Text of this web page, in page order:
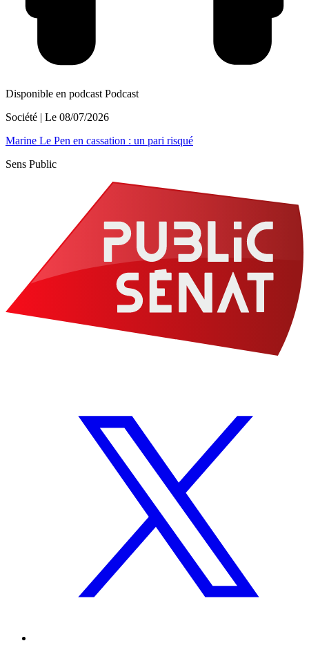
Disponible en podcast Podcast
Société | Le 08/07/2026
Marine Le Pen en cassation : un pari risqué
Sens Public